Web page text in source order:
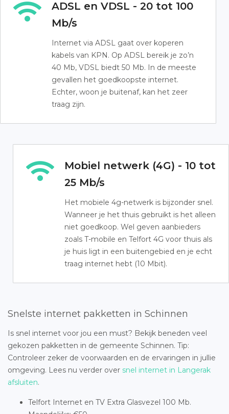
ADSL en VDSL - 20 tot 100
Mb/s
Internet via ADSL gaat over koperen
kabels van KPN. Op ADSL bereik je zo’n
40 Mb, VDSL biedt 50 Mb. In de meeste
gevallen het goedkoopste internet.
Echter, woon je buitenaf, kan het zeer
traag zijn.
Mobiel netwerk (4G) - 10 tot
25 Mb/s
Het mobiele 4g-netwerk is bijzonder snel.
Wanneer je het thuis gebruikt is het alleen
niet goedkoop. Wel geven aanbieders
zoals T-mobile en Telfort 4G voor thuis als
je huis ligt in een buitengebied en je echt
traag internet hebt (10 Mbit).
Snelste internet pakketten in Schinnen
Is snel internet voor jou een must? Bekijk beneden veel
gekozen pakketten in de gemeente Schinnen. Tip:
Controleer zeker de voorwaarden en de ervaringen in jullie
omgeving. Lees nu verder over snel internet in Langerak
afsluiten.
Telfort Internet en TV Extra Glasvezel 100 Mb.